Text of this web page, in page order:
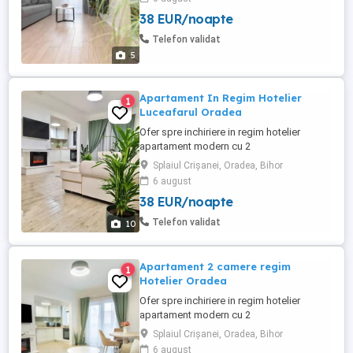
5
Luceafărul aflat intr-o zona accesibilă si
bine conectată, aproape de centrul
Orasului, Lotus Mall 2, Hotel Ramada,
38 EUR/noapte
Telefon validat
10
1
Apartament In Regim Hotelier
Luceafarul Oradea
Ofer spre inchiriere in regim hotelier
apartament modern cu 2
camere[Living+dormitor] bloc nou, Etaj 4
din 10 , situat in Ansamblul Rezidențial
Luceafărul aflat intr-o zona accesibilă si
bine conectată, aproape de centrul
Orasului, Lotus Mall 2, Hotel Ramada,
orașului ...
Splaiul Crișanei, Oradea, Bihor
6 august
38 EUR/noapte
Telefon validat
1
Apartament 2 camere regim
Hotelier Oradea
Ofer spre inchiriere in regim hotelier
apartament modern cu 2
camere[Living+dormitor] bloc nou, Etaj 2
din 10 , situat in Ansamblul Rezidențial
Splaiul Crișanei, Oradea, Bihor
6 august